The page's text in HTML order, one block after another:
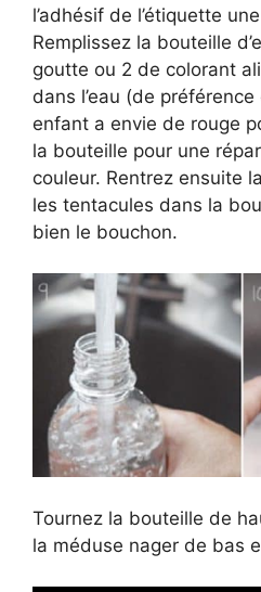
l’adhésif de l’étiquette
Remplissez la bouteille
goutte ou 2 de colorant
dans l’eau (de
enfant a envie de rouge
la bouteille pour une
couleur. Rentrez ensuite
les tentacules dans la
bien le bouchon.
Tournez la bouteille de
la méduse nager de bas